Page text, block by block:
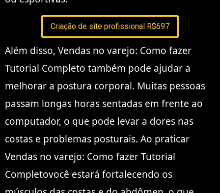
Criação de site profissional R$697
Além disso, Vendas no varejo: Como fazer
Tutorial Completo também pode ajudar a
melhorar a postura corporal. Muitas pessoas
passam longas horas sentadas em frente ao
computador, o que pode levar a dores nas
costas e problemas posturais. Ao praticar
Vendas no varejo: Como fazer Tutorial
Completovocê estará fortalecendo os